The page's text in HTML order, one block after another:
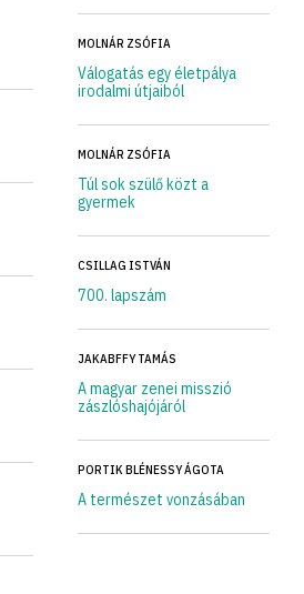
MOLNÁR ZSÓFIA
Válogatás egy életpálya
irodalmi útjaiból
MOLNÁR ZSÓFIA
Túl sok szülő közt a
gyermek
CSILLAG ISTVÁN
700. lapszám
JAKABFFY TAMÁS
A magyar zenei misszió
zászlóshajójáról
PORTIK BLÉNESSY ÁGOTA
A természet vonzásában